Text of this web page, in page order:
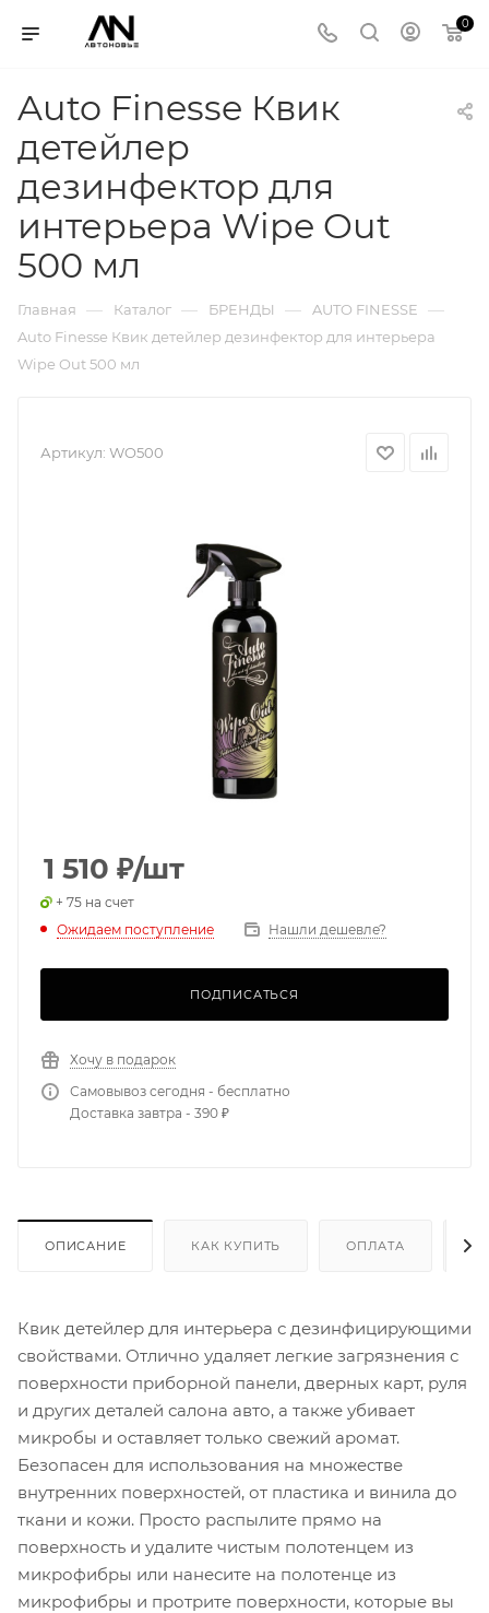
0
Auto Finesse Квик
детейлер
дезинфектор для
интерьера Wipe Out
500 мл
Главная — Каталог — БРЕНДЫ — AUTO FINESSE —
Auto Finesse Квик детейлер дезинфектор для интерьера
Wipe Out 500 мл
Артикул: WO500
1 510 ₽/шт
+ 75 на счет
Ожидаем поступление
Нашли дешевле?
ПОДПИСАТЬСЯ
Хочу в подарок
Самовывоз сегодня - бесплатно
Доставка завтра - 390 ₽
ОПИСАНИЕ КАК КУПИТЬ ОПЛАТА
Квик детейлер для интерьера с дезинфицирующими
свойствами. Отлично удаляет легкие загрязнения с
поверхности приборной панели, дверных карт, руля
и других деталей салона авто, а также убивает
микробы и оставляет только свежий аромат.
Безопасен для использования на множестве
внутренних поверхностей, от пластика и винила до
ткани и кожи. Просто распылите прямо на
поверхность и удалите чистым полотенцем из
микрофибры или нанесите на полотенце из
микрофибры и протрите поверхности, которые вы